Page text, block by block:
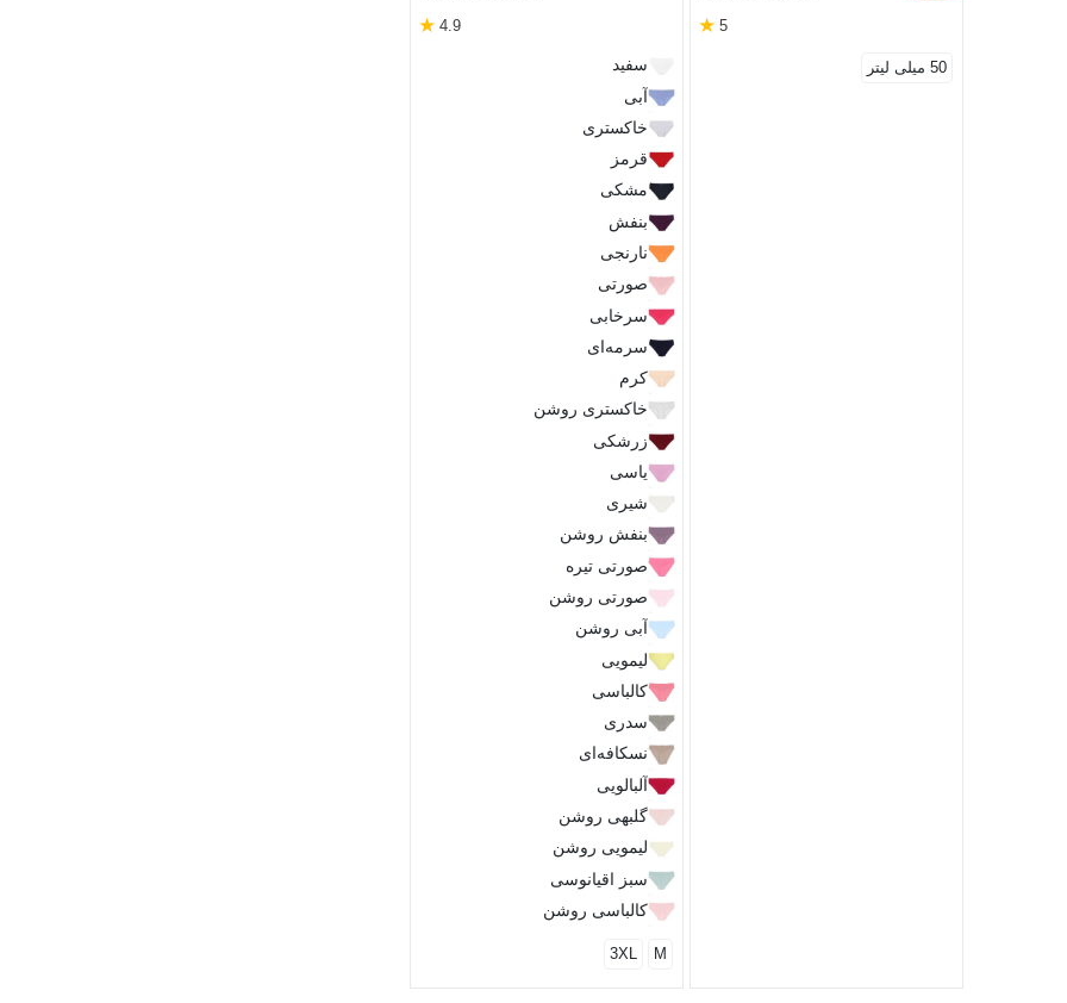
5
★
50 میلی لیتر
4.9
★
سفید
آبی
خاکستری
قرمز
مشکی
بنفش
نارنجی
صورتی
سرخابی
سرمه‌ای
کرم
خاکستری روشن
زرشکی
یاسی
شیری
بنفش روشن
صورتی تیره
صورتی روشن
آبی روشن
لیمویی
کالباسی
سدری
نسکافه‌ای
آلبالویی
گلبهی روشن
لیمویی روشن
سبز اقیانوسی
کالباسی روشن
M
3XL